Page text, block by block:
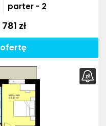
parter - 2
zł